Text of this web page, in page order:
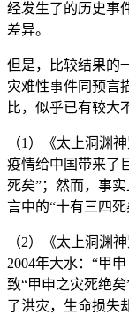
经发生了的历史事
差异。
但是，比较结果的
灾难性事件同预言
比，似乎已有较大
（1）《太上洞渊
疫情给中国带来了
死矣”；然而，事
言中的“十有三四死
（2）《太上洞渊
2004年大水：“甲
致“甲申之灾死绝
了洪灾，生命损失